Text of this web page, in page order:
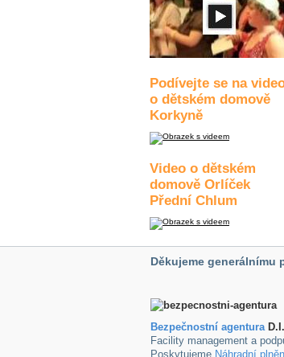
Podívejte se na
o dětském domově
Korkyně
Video o dětském
domově Orlíček
Přední Chlum
Děkujeme generálnímu
Bezpečnostní agentura
Facility management a
Poskytujeme Náhradní